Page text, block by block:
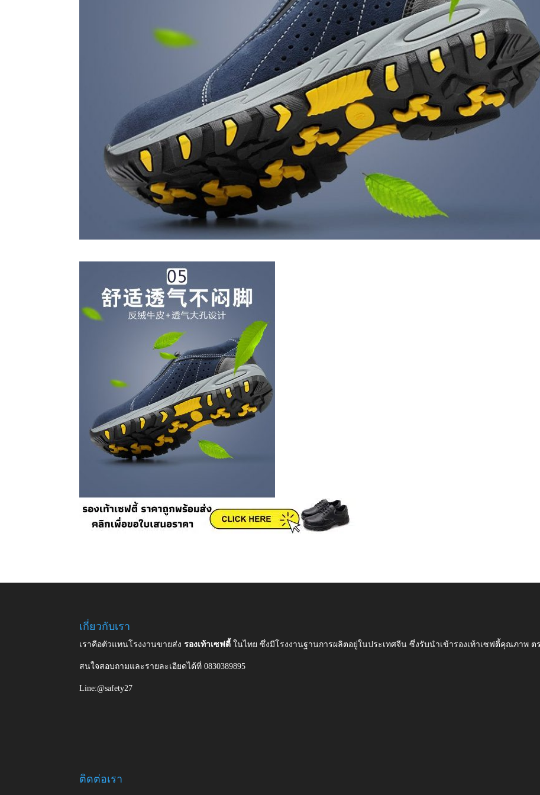
เกี่ยวกับเรา
เราคือตัวแทนโรงงานขายส่งรองเท้าเซฟตี้ในไทย ซึ่งมีโรงงานฐานการผลิตอยู่ในประเทศจีน ซึ่งรับนำเข้ารองเท้าเซฟตี้คุณภาพ
สนใจสอบถามและรายละเอียดได้ที่ 0830389895
Line:@safety27
ติดต่อเรา